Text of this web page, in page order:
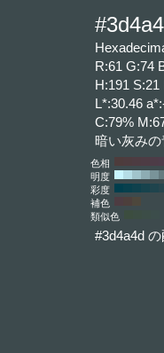
R:61 G:74
H:191 S:21
L*:30.46
C:79%
暗い灰み
色相
明度
彩度
補色
類似色
#3d4a4d